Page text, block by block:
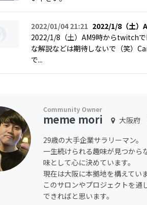
2022/01/04 21:21 2022/1/8（土）
2022/1/8（土）AM9時からtwitch
な解説などは期待しないで（笑）
で...
meme mori 大阪府
29歳の大手企業サラリーマン。
一生続けられる趣味が見つから
味として心に決めています。
現在は大阪に本拠地を構えていま
このサロンやプロジェクトを通
できればと思います。